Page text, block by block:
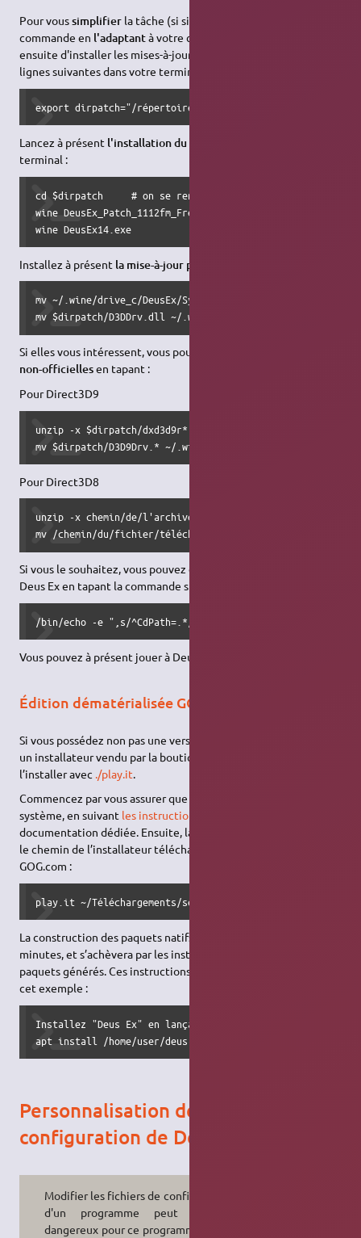
Pour voussimplifier la tâche (si si c'est vrai !), tapez cette
commande en l'adaptantà votre cas. Elle vous permettra
ensuite d'installer les mises-à-jour en copiant
lignes suivantes dans votre terminal.
export dirpatch="/répertoire/où/se/trouvent/vos/
Lancez à présent l'installation du patch
terminal :
cd $dirpatch     # on se rend dans le dossier
wine DeusEx_Patch_1112fm_French.exe      # puis on
wine DeusEx14.exe
Installez à présent la mise-à-jour pour Direct3D
mv ~/.wine/drive_c/DeusEx/System/D3DDrv.dll ~/.wine/
mv $dirpatch/D3DDrv.dll ~/.wine/drive_c/DeusEx/System
Si elles vous intéressent, vous pouvez installer
non-officiellesen tapant :
Pour Direct3D9
unzip -x $dirpatch/dxd3d9r*.zip     # on décompresse
mv $dirpatch/D3D9Drv.* ~/.wine/drive_c/DeusEx/System/
Pour Direct3D8
unzip -x chemin/de/l'archive/dxd3d8r*.zip
mv /chemin/du/fichier/téléchargé/D3D8Drv.* ~/.wine/drive_c/
Si vous le souhaitez, vous pouvezdésactiver le CD-Rom
Deus Ex en tapant la commande suivante :
/bin/echo -e ",s/^CdPath=.*/CdPath=..\\\\\/g\nwq" | ed -s
Vous pouvez à présent jouer à Deus Ex !
Édition dématérialisée GOG.com
Si vous possédez non pas une version sur CD-ROM du jeu mais
un installateur vendu par la boutique GOG.com, vous pouvez
l’installer avec ./play.it.
Commencez par vous assurer que ./play.it est installé sur votre
système, en suivant les instruction d’installation
documentation dédiée. Ensuite, lancez ./play.it en lui donnant
le chemin de l’installateur téléchargé depuis votre compte
GOG.com :
play.it ~/Téléchargements/
La construction des paquets natifs va prendre quelques
minutes, et s’achèvera par les instructions d’installation des
paquets générés. Ces instructions devraient être similaires à
cet exemple :
Installez "Deus Ex" en lançant la série de commandes
apt install /home/user/deus-ex-data_1.112fm-
Personnalisation des fichiers de
configuration de Deus Ex
Modifier les fichiers de configuration
d'un programme peut s'avérer
dangereux pour ce programme, voire